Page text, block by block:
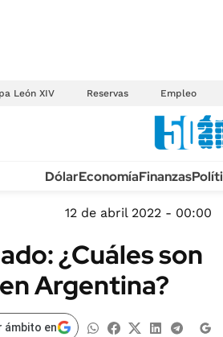
León XIV Reservas Empleo
TECNOLOGÍA
MÉXICO
MUNDO
INFORMACIÓN
DólarEconomíaFinanzas
12 de abril 2022 - 00:00
¿Cuáles son
Argentina?
ámbito en